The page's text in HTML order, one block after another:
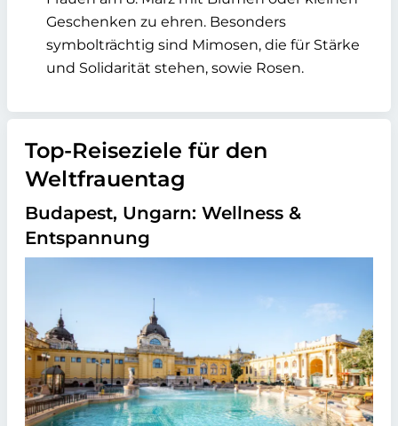
Geschenken zu ehren. Besonders
symbolträchtig sind Mimosen, die für Stärke
und Solidarität stehen, sowie Rosen.
Top-Reiseziele für den
Weltfrauentag
Budapest, Ungarn: Wellness &
Entspannung